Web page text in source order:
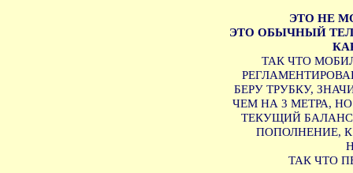
ЭТО НЕ
ЭТО ОБЫЧНЫЙ
ТАК ЧТО
БЕРУ ТРУБКУ,
ЧЕМ НА 3 МЕТРА,
ТЕКУЩИЙ
ПОПОЛНЕНИЕ,
ТАК ЧТО